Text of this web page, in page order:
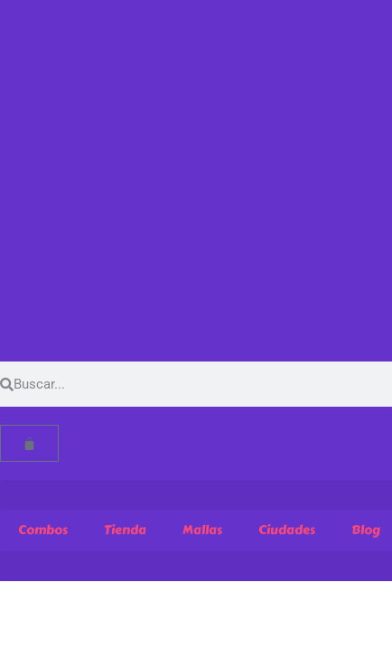
Combos Tienda Mallas Ciudades Blog